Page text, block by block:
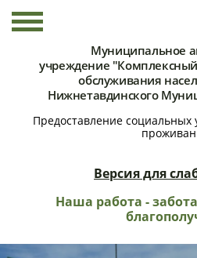
Муниципальное
учреждение
обслуживания
Нижнетавдинского
Предоставление социальных
Версия для
Наша работа -